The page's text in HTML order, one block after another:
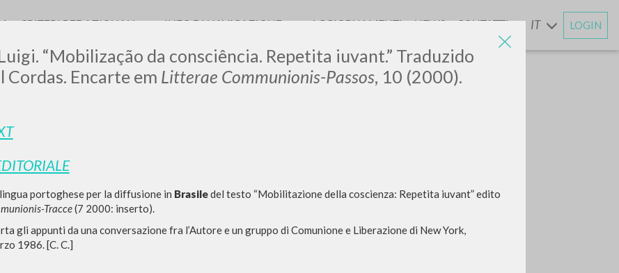
“Mobilização da consciência. Repetita iuvant.” Traduzido
Cordas. Encarte em Litterae Communionis-Passos, 10 (2000).
portoghese per la diffusione in Brasiledel testo “Mobilitazione della coscienza: Repetita iuvant” edito
Tracce(7 2000: inserto).
gli appunti da una conversazione fra l’Autore e un gruppo di Comunione e Liberazione di New York,
1986. [C. C.]scritti
CRITERI REDAZIONALI INFO DI NAVIGAZIONE AGGIORNAMENTIENEWS CONTATTI IT LOGIN